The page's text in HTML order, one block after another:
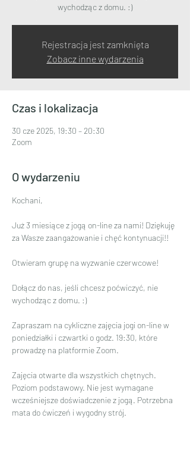
wychodząc z domu. :)
Rejestracja jest zamknięta
Zobacz inne wydarzenia
Czas i lokalizacja
30 cze 2025, 19:30 – 20:30
Zoom
O wydarzeniu
Kochani,
Już 3 miesiące z jogą on-line za nami! Dziękuję
za Wasze zaangażowanie i chęć kontynuacji!!
Otwieram grupę na wyzwanie czerwcowe!
Dołącz do nas, jeśli chcesz poćwiczyć, nie
wychodząc z domu. :)
Zapraszam na cykliczne zajęcia jogi on-line w
poniedziałki i czwartki o godz. 19:30, które
prowadzę na platformie Zoom.
Zajęcia otwarte dla wszystkich chętnych.
Poziom podstawowy. Nie jest wymagane
wcześniejsze doświadczenie z jogą. Potrzebna
mata do ćwiczeń i wygodny strój.